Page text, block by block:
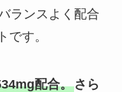
ランスよく配合
です。
配合。さら